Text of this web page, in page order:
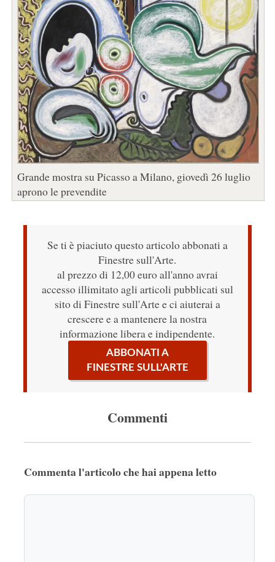
Grande mostra su Picasso a Milano, giovedì 26 luglio
aprono le prevendite
Se ti è piaciuto questo articolo abbonati a
Finestre sull'Arte.
al prezzo di 12,00 euro all'anno avrai
accesso illimitato agli articoli pubblicati sul
sito di Finestre sull'Arte e ci aiuterai a
crescere e a mantenere la nostra
informazione libera e indipendente.
ABBONATI A
FINESTRE SULL'ARTE
Commenti
Commenta l'articolo che hai appena letto